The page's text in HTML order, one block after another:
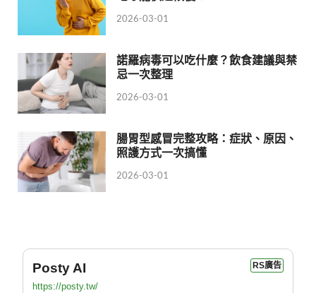
2026-03-01
諾羅病毒可以吃什麼？飲食建議與禁
忌一次整理
2026-03-01
腸胃型感冒完整攻略：症狀、原因、
照護方式一次搞懂
2026-03-01
Posty AI RS廣告
https://posty.tw/